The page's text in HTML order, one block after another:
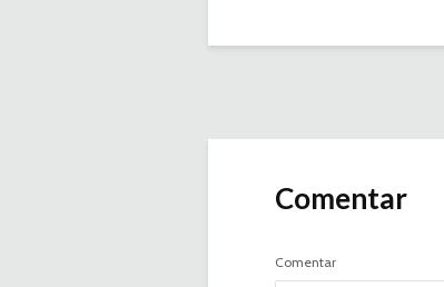
Comentar
Comentar